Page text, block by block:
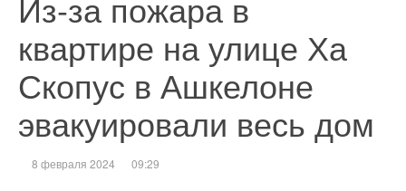
квартире на улице Ха
Скопус в Ашкелоне
эвакуировали весь дом
8 февраля 2024 09:29